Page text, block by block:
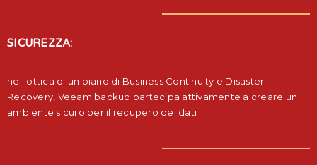
SICUREZZA:
nell’ottica di un piano di Business Continuity e Disaster
Recovery, Veeam backup partecipa attivamente a creare un
ambiente sicuro per il recupero dei dati